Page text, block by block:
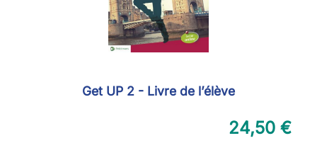
Get UP 2 - Livre de l’élève
24,50 €